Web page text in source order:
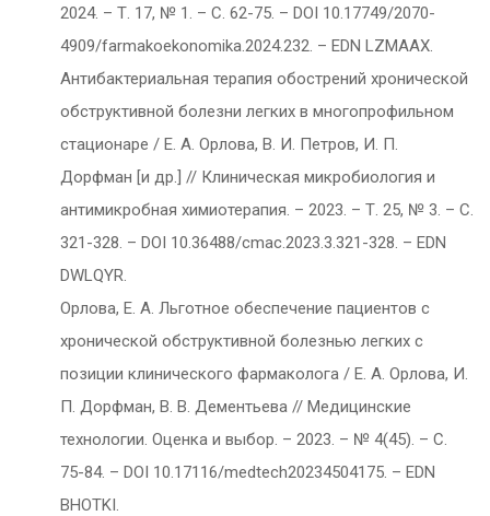
2024. – Т. 17, № 1. – С. 62-75. – DOI 10.17749/2070-
4909/farmakoekonomika.2024.232. – EDN LZMAAX.
Антибактериальная терапия обострений хронической
обструктивной болезни легких в многопрофильном
стационаре / Е. А. Орлова, В. И. Петров, И. П.
Дорфман [и др.] // Клиническая микробиология и
антимикробная химиотерапия. – 2023. – Т. 25, № 3. – С.
321-328. – DOI 10.36488/cmac.2023.3.321-328. – EDN
DWLQYR.
Орлова, Е. А. Льготное обеспечение пациентов с
хронической обструктивной болезнью легких с
позиции клинического фармаколога / Е. А. Орлова, И.
П. Дорфман, В. В. Дементьева // Медицинские
технологии. Оценка и выбор. – 2023. – № 4(45). – С.
75-84. – DOI 10.17116/medtech20234504175. – EDN
BHOTKI.